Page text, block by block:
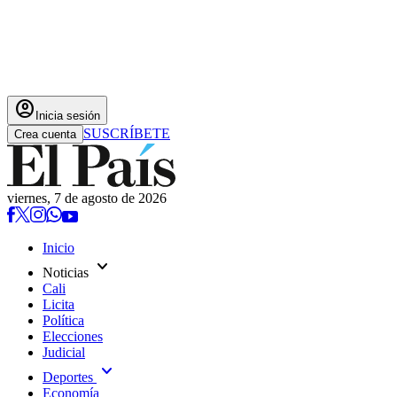
account_circle Inicia sesión
Crea cuenta SUSCRÍBETE
viernes, 7 de agosto de 2026
Inicio
Noticias expand_more
Cali
Licita
Política
Elecciones
Judicial
Deportes expand_more
Economía